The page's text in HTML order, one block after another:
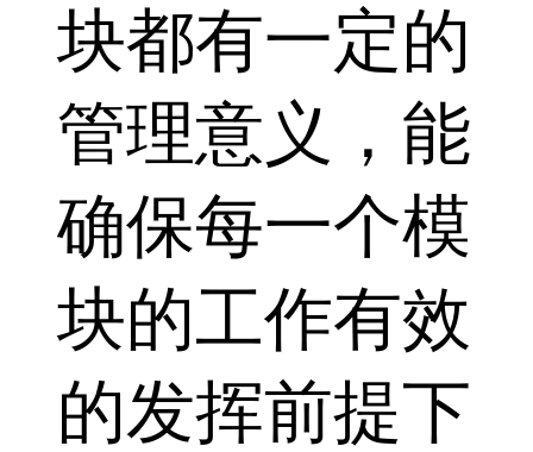
块都有一定的
管理意义，能
确保每一个模
块的工作有效
的发挥前提下